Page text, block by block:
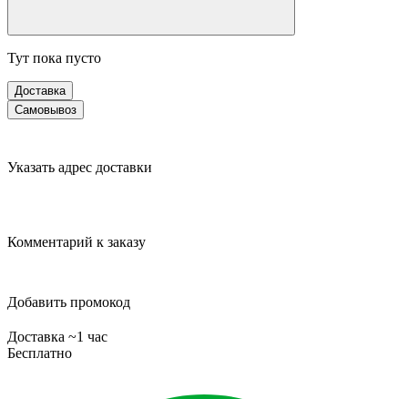
Тут пока пусто
Доставка
Самовывоз
Указать адрес доставки
Комментарий к заказу
Добавить промокод
Доставка ~1 час
Бесплатно